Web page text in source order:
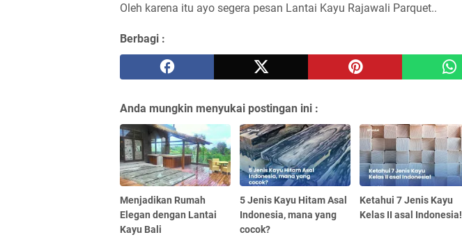
Oleh karena itu ayo segera pesan Lantai Kayu Rajawali Parquet..
Berbagi :
Anda mungkin menyukai postingan ini :
Menjadikan Rumah
Elegan dengan Lantai
Kayu Bali
5 Jenis Kayu Hitam Asal
Indonesia, mana yang
cocok?
Ketahui 7 Jenis Kayu
Kelas II asal Indonesia!